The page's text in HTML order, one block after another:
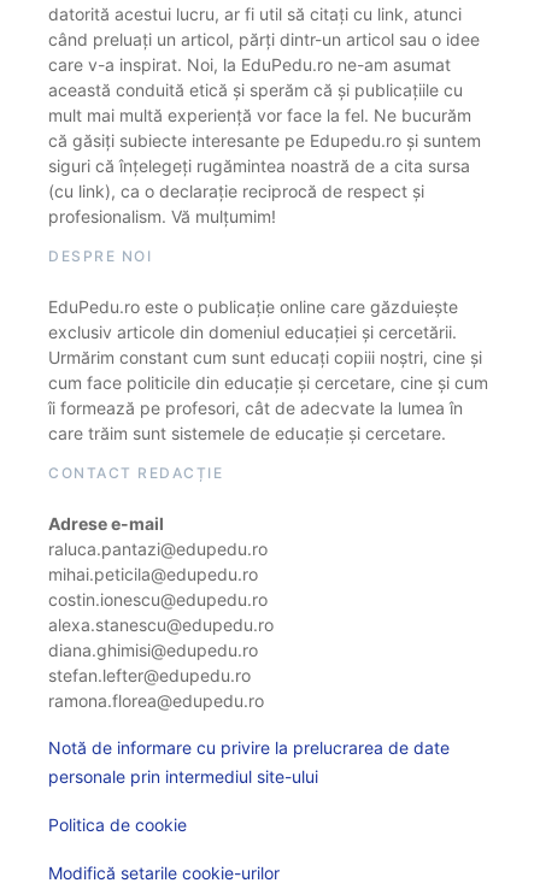
datorită acestui lucru, ar fi util să citați cu link, atunci
când preluați un articol, părți dintr-un articol sau o idee
care v-a inspirat. Noi, la EduPedu.ro ne-am asumat
această conduită etică și sperăm că și publicațiile cu
mult mai multă experiență vor face la fel. Ne bucurăm
că găsiți subiecte interesante pe Edupedu.ro și suntem
siguri că înțelegeți rugămintea noastră de a cita sursa
(cu link), ca o declarație reciprocă de respect și
profesionalism. Vă mulțumim!
DESPRE NOI
EduPedu.ro este o publicație online care găzduiește
exclusiv articole din domeniul educației și cercetării.
Urmărim constant cum sunt educați copiii noștri, cine și
cum face politicile din educație și cercetare, cine și cum
îi formează pe profesori, cât de adecvate la lumea în
care trăim sunt sistemele de educație și cercetare.
CONTACT REDACȚIE
Adrese e-mail
raluca.pantazi@edupedu.ro
mihai.peticila@edupedu.ro
costin.ionescu@edupedu.ro
alexa.stanescu@edupedu.ro
diana.ghimisi@edupedu.ro
stefan.lefter@edupedu.ro
ramona.florea@edupedu.ro
Notă de informare cu privire la prelucrarea de date
personale prin intermediul site-ului
Politica de cookie
Modifică setarile cookie-urilor